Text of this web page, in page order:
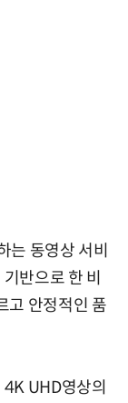
는 동영상 서비
반으로 한 비
고 안정적인 품
UHD영상의